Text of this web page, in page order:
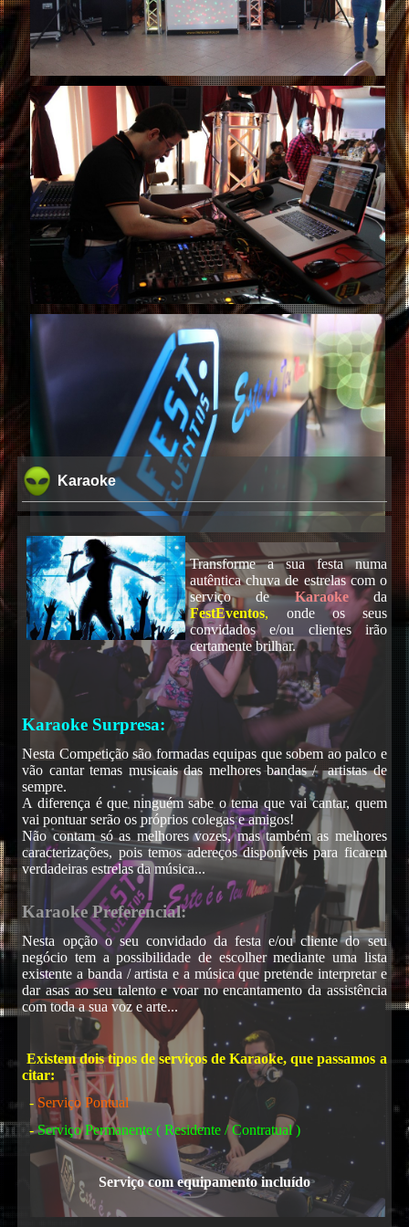
Karaoke
Karaoke
Transforme a sua festa numa
autêntica chuva de estrelas com o
serviço de
Karaoke
da
FestEventos, onde os seus
convidados e/ou clientes irão
certamente brilhar.
Karaoke Surpresa:
Nesta Competição são formadas equipas que sobem ao palco e
vão cantar temas musicais das melhores bandas / artistas de
sempre.
A diferença é que ninguém sabe o tema que vai cantar, quem
vai pontuar serão os próprios colegas e amigos!
Não contam só as melhores vozes, mas também as melhores
caracterizações, pois temos adereços disponíveis para ficarem
verdadeiras estrelas da música...
Karaoke Preferencial:
Nesta opção o seu convidado da festa e/ou cliente do seu
negócio tem a possibilidade de escolher mediante uma lista
existente a banda / artista e a música que pretende interpretar e
dar asas ao seu talento e voar no encantamento da assistência
com toda a sua voz e arte...
Existem dois tipos de serviços de Karaoke, que passamos a
citar:
- Serviço Pontual
-Serviço Permanente ( Residente / Contratual )
Serviço com equipamento incluído